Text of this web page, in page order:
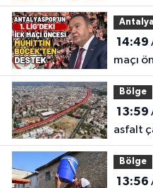
Antalya
14:49
maçı
destek
Bölge
13:59
asfalt
Bölge
13:56